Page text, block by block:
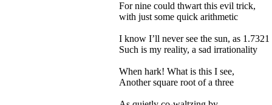
For nine could thwart this evil trick,
with just some quick arithmetic
I know I’ll never see the sun, as 1.7321
Such is my reality, a sad irrationality
When hark! What is this I see,
Another square root of a three